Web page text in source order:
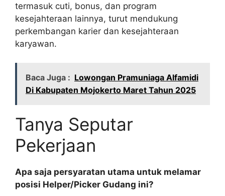
termasuk cuti, bonus, dan program
kesejahteraan lainnya, turut mendukung
perkembangan karier dan kesejahteraan
karyawan.
Baca Juga : Lowongan Pramuniaga Alfamidi
Di Kabupaten Mojokerto Maret Tahun 2025
Tanya Seputar
Pekerjaan
Apa saja persyaratan utama untuk melamar
posisi Helper/Picker Gudang ini?